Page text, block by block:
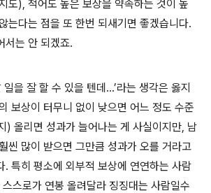
도), 적어도 높은 보상을 약속하는 것이 높
는다는 점을 또 한번 되새기면 좋겠습니다.
서는 안 되겠죠.
일을 잘 할 수 있을 텐데…’라는 생각은 옳지
보상이 터무니 없이 낮으면 어느 정도 수준
) 올리면 성과가 늘어나는 게 사실이지만, 남
씬 많이 받으면 그만큼 성과가 오를 거라고
. 특히 평소에 외부적 보상에 연연하는 사람
스로가 연봉 올려달라 징징대는 사람일수